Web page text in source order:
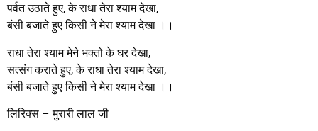
पर्वत उठाते हुए, के राधा तेरा श्याम देखा,
बंसी बजाते हुए किसी ने मेरा श्याम देखा ।।
राधा तेरा श्याम मेने भक्तो के घर देखा,
सत्संग कराते हुए, के राधा तेरा श्याम देखा,
बंसी बजाते हुए किसी ने मेरा श्याम देखा ।।
लिरिक्स – मुरारी लाल जी